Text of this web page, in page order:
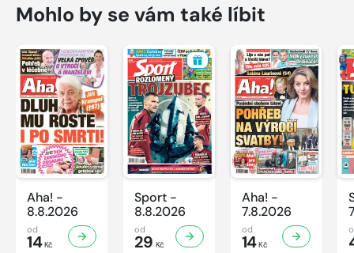
Mohlo by se vám také líbit
Aha! -
8.8.2026
od
14Kč
Sport -
8.8.2026
od
29 Kč
Aha! -
7.8.2026
od
14Kč